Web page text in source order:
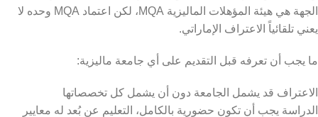
الجهة هي هيئة المؤهلات الماليزية MQA، لكن اعتماد MQA وحده لا
يعني تلقائياً الاعتراف الإماراتي.
ما يجب أن تعرفه قبل التقديم على أي جامعة ماليزية:
الاعتراف قد يشمل الجامعة دون أن يشمل كل تخصصاتها
الدراسة يجب أن تكون حضورية بالكامل، التعليم عن بُعد له معايير